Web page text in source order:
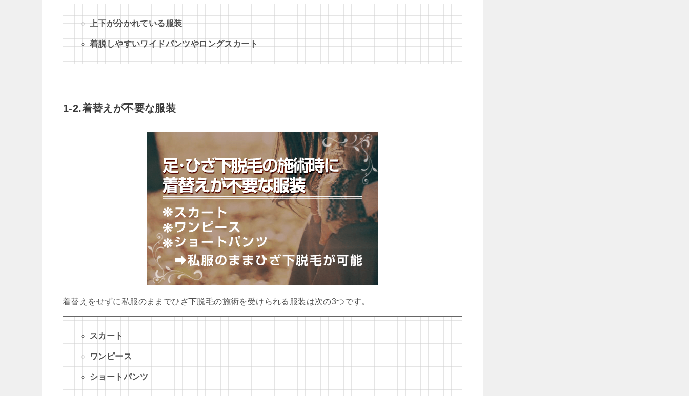
上下が分かれている服装
着脱しやすいワイドパンツやロングスカート
1-2.着替えが不要な服装
着替えをせずに私服のままでひざ下脱毛の施術を受けられる服装は次の3つです。
スカート
ワンピース
ショートパンツ